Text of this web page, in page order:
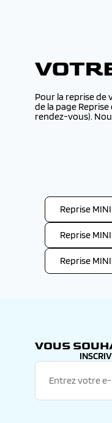
Pour la reprise de
de la page
rendez-vous).
Reprise MINI
Reprise
Reprise
VOUS